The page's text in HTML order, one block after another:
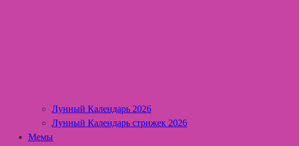
Лунный Календарь 2026
Лунный Календарь стрижек 2026
Мемы